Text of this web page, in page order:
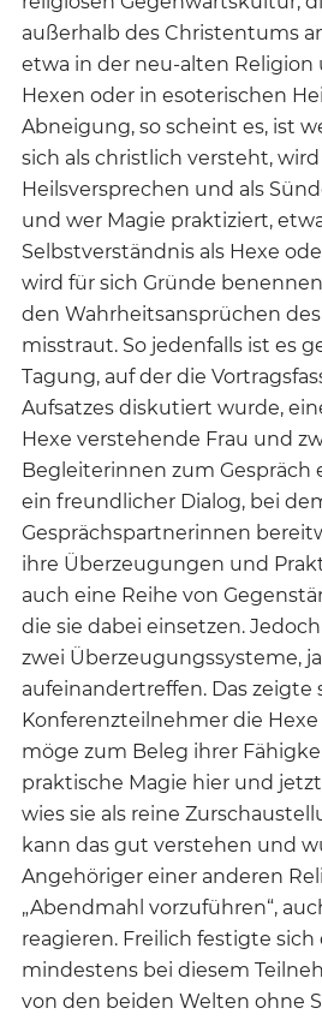
außerhalb des Christentums
etwa in der neu-alten Religion
Hexen oder in esoterischen
Abneigung, so scheint es, ist
sich als christlich versteht, wird
Heilsversprechen und als
und wer Magie praktiziert,
Selbstverständnis als Hexe
wird für sich Gründe
den Wahrheitsansprüchen
misstraut. So jedenfalls ist es
Tagung, auf der die
Aufsatzes diskutiert wurde,
Hexe verstehende Frau und
Begleiterinnen zum Gespräch
ein freundlicher Dialog, bei
Gesprächspartnerinnen
ihre Überzeugungen und
auch eine Reihe von
die sie dabei einsetzen.
zwei Überzeugungssysteme,
aufeinandertreffen. Das zeigte
Konferenzteilnehmer die Hexe
möge zum Beleg ihrer
praktische Magie hier und
wies sie als reine
kann das gut verstehen und
Angehöriger einer anderen
„Abendmahl vorzuführen“,
reagieren. Freilich festigte
mindestens bei diesem
von den beiden Welten ohne